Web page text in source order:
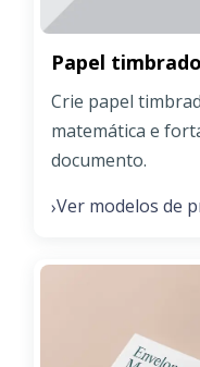
Papel timbrado
Crie papel
matemática e
documento.
›Ver modelos de